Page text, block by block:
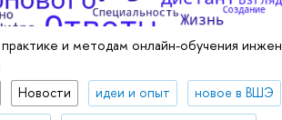
и методам онлайн-обучения
Новости идеи и опыт
новое в ВШЭ